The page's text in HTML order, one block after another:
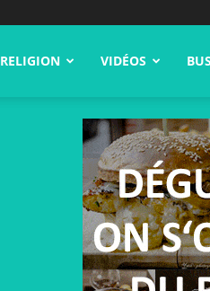
RELIGION VIDÉOS